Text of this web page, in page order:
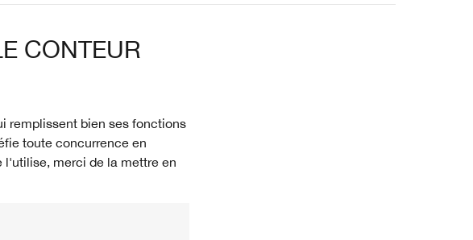
CONTEUR
remplissent bien ses fonctions
toute concurrence en
l'utilise, merci de la mettre en